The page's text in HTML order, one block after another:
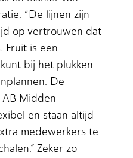
“De lijnen zijn
op vertrouwen dat
Fruit is een
bij het plukken
De
Midden
en staan altijd
medewerkers te
Zeker zo